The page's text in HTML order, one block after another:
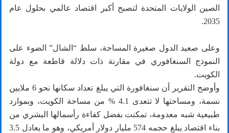
الصين الولايات المتحدة لتصبح أكبر اقتصاد عالمي بحلول عام
2035.
وعلى صعيد الدول صغيرة المساحة، سلط “الشال” الضوء على
النموذج السنغافوري في مقارنة ذات دلالة قاطعة مع دولة
الكويت.
وأوضح التقرير أن سنغافورة التي يبلغ تعداد سكانها نحو 6 ملايين
نسمة، ومساحتها لا تتعدى 4.1 % من مساحة الكويت، وبموارد
طبيعية شبه معدومة، تمكنت بفضل كفاءة رأسمالها البشري من
بناء اقتصاد يبلغ حجمه 574 مليار دولار أمريكي، وهو ما يعادل 3.5